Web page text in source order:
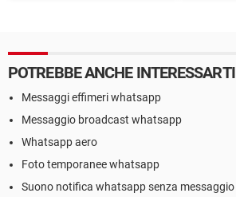
POTREBBE ANCHE INTERESSARTI
Messaggi effimeri whatsapp
Messaggio broadcast whatsapp
Whatsapp aero
Foto temporanee whatsapp
Suono notifica whatsapp senza messaggio